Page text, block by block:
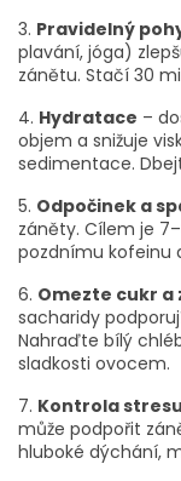
3. Pravidelný
plavání, jóga)
zánětu. Stačí 30
4. Hydratace –
objem a snižuje
sedimentace.
5. Odpočinek a
záněty. Cílem je
pozdnímu kofeinu
6. Omezte cukr
sacharidy
Nahraďte bílý
sladkosti ovocem.
7. Kontrola stresu
může podpořit
hluboké dýchání,